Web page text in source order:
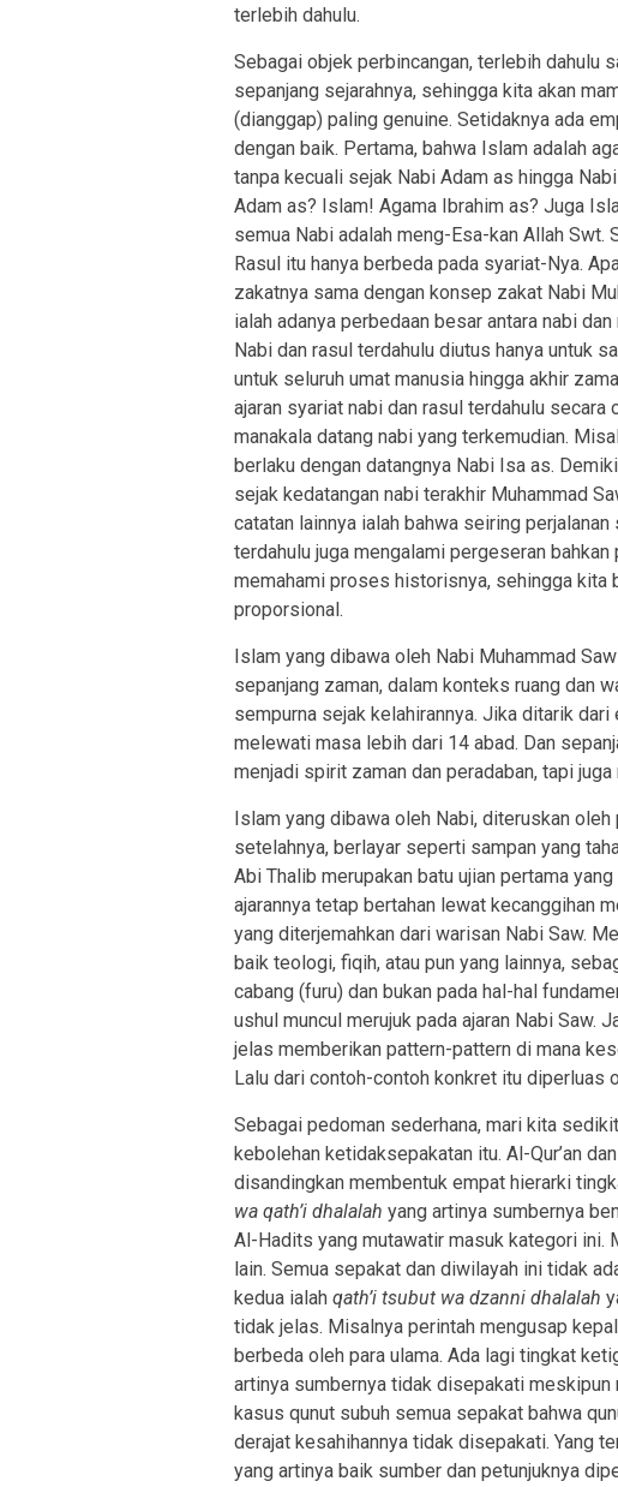
terlebih dahulu.
Sebagai objek perbincangan, terlebih dahulu
sepanjang sejarahnya, sehingga kita akan
(dianggap) paling genuine. Setidaknya ada
dengan baik. Pertama, bahwa Islam adalah
tanpa kecuali sejak Nabi Adam as hingga
Adam as? Islam! Agama Ibrahim as? Juga
semua Nabi adalah meng-Esa-kan Allah Swt.
Rasul itu hanya berbeda pada syariat-Nya.
zakatnya sama dengan konsep zakat Nabi
ialah adanya perbedaan besar antara nabi
Nabi dan rasul terdahulu diutus hanya untuk
untuk seluruh umat manusia hingga akhir
ajaran syariat nabi dan rasul terdahulu
manakala datang nabi yang terkemudian.
berlaku dengan datangnya Nabi Isa as.
sejak kedatangan nabi terakhir Muhammad
catatan lainnya ialah bahwa seiring
terdahulu juga mengalami pergeseran
memahami proses historisnya, sehingga kita
proporsional.
Islam yang dibawa oleh Nabi Muhammad
sepanjang zaman, dalam konteks ruang dan
sempurna sejak kelahirannya. Jika ditarik
melewati masa lebih dari 14 abad. Dan
menjadi spirit zaman dan peradaban, tapi
Islam yang dibawa oleh Nabi, diteruskan oleh
setelahnya, berlayar seperti sampan yang
Abi Thalib merupakan batu ujian pertama
ajarannya tetap bertahan lewat kecanggihan
yang diterjemahkan dari warisan Nabi Saw.
baik teologi, fiqih, atau pun yang lainnya,
cabang (furu) dan bukan pada hal-hal
ushul muncul merujuk pada ajaran Nabi Saw.
jelas memberikan pattern-pattern di mana
Lalu dari contoh-contoh konkret itu diperluas
Sebagai pedoman sederhana, mari kita
kebolehan ketidaksepakatan itu. Al-Qur’an
disandingkan membentuk empat hierarki
wa qath’i dhalalah yang artinya sumbernya
Al-Hadits yang mutawatir masuk kategori ini.
lain. Semua sepakat dan diwilayah ini tidak
kedua ialah qath’i tsubut wa dzanni dhalalah
tidak jelas. Misalnya perintah mengusap
berbeda oleh para ulama. Ada lagi tingkat
artinya sumbernya tidak disepakati
kasus qunut subuh semua sepakat bahwa
derajat kesahihannya tidak disepakati. Yang
yang artinya baik sumber dan petunjuknya